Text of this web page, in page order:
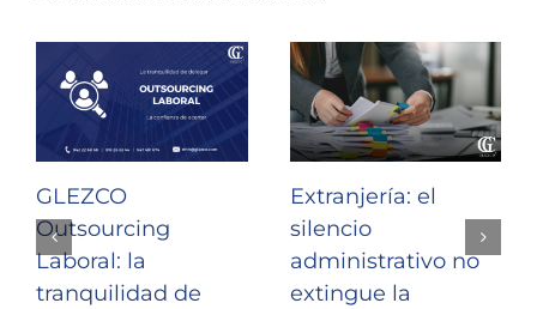
GLEZCO
Outsourcing
Laboral: la
tranquilidad de
Extranjería: el
silencio
administrativo no
extingue la